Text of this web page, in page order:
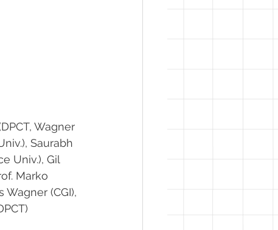
Wagner
Saurabh
Univ.), Gil
Marko
Wagner (CGI),